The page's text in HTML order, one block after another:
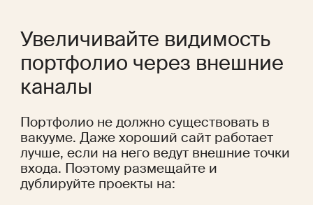
Увеличивайте видимость
портфолио через внешние
каналы
Портфолио не должно существовать в
вакууме. Даже хороший сайт работает
лучше, если на него ведут внешние точки
входа. Поэтому размещайте и
дублируйте проекты на: